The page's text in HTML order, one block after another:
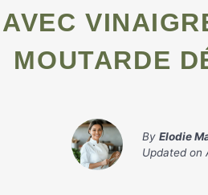
AVEC
MOUTARDE
By Elodie
Updated on